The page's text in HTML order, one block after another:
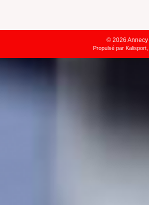
© 2026
Propulsé par